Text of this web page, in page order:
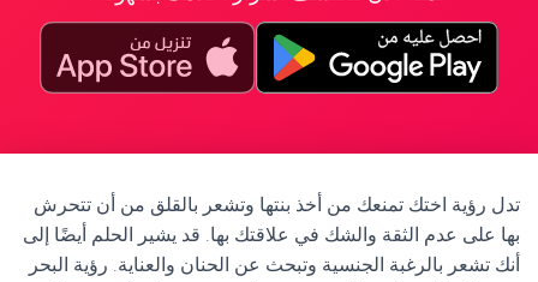
تدل رؤية اختك تمنعك من أخذ بنتها وتشعر بالقلق من أن تتحرش
بها على عدم الثقة والشك في علاقتك بها. قد يشير الحلم أيضًا إلى
أنك تشعر بالرغبة الجنسية وتبحث عن الحنان والعناية. رؤية البحر